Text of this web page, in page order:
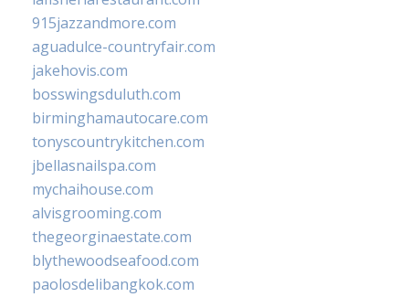
915jazzandmore.com
aguadulce-countryfair.com
jakehovis.com
bosswingsduluth.com
birminghamautocare.com
tonyscountrykitchen.com
jbellasnailspa.com
mychaihouse.com
alvisgrooming.com
thegeorginaestate.com
blythewoodseafood.com
paolosdelibangkok.com